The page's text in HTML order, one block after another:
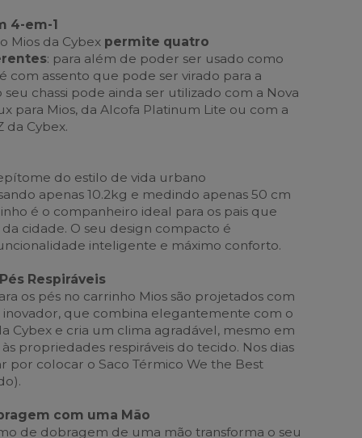
4-em-1
Mios da Cybex permite quatro
: para além de poder ser usado como
com assento que pode ser virado para a
chassi pode ainda ser utilizado com a Nova
para Mios, da Alcofa Platinum Lite ou com a
da Cybex.
do estilo de vida urbano
apenas 10.2kg e medindo apenas 50 cm
é o companheiro ideal para os pais que
cidade. O seu design compacto é
inteligente e máximo conforto.
Respiráveis
os pés no carrinho Mios são projetados com
que combina elegantemente com o
Cybex e cria um clima agradável, mesmo em
propriedades respiráveis do tecido. Nos dias
por colocar o Saco Térmico We the Best
com uma Mão
de dobragem de uma mão transforma o seu